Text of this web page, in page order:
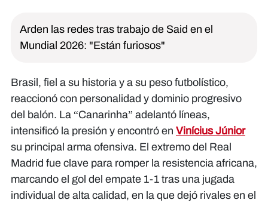
Arden las redes tras trabajo de Said en el
Mundial 2026: "Están furiosos"
Brasil, fiel a su historia y a su peso futbolístico,
reaccionó con personalidad y dominio progresivo
del balón. La “Canarinha” adelantó líneas,
intensificó la presión y encontró en Vinícius Júnior
su principal arma ofensiva. El extremo del Real
Madrid fue clave para romper la resistencia africana,
marcando el gol del empate 1-1 tras una jugada
individual de alta calidad, en la que dejó rivales en el